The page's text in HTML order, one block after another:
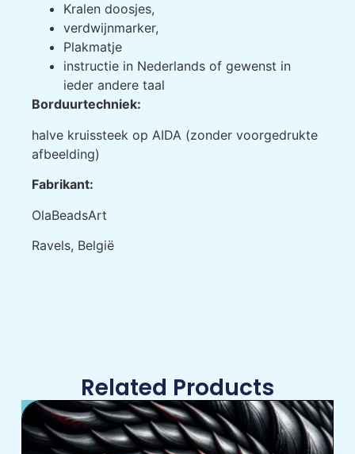
Kralen doosjes,
verdwijnmarker,
Plakmatje
instructie in Nederlands of gewenst in
ieder andere taal
Borduurtechniek:
halve kruissteek op AIDA (zonder voorgedrukte
afbeelding)
Fabrikant:
OlaBeadsArt
Ravels, België
Related Products